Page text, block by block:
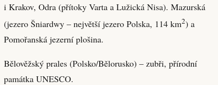
i Krakov, Odra (přítoky Varta a Lužická Nisa). Mazurská
(jezero Šniardwy – největší jezero Polska, 114 km2) a
Pomořanská jezerní plošina.
Bělověžský prales (Polsko/Bělorusko) – zubři, přírodní
památka UNESCO.